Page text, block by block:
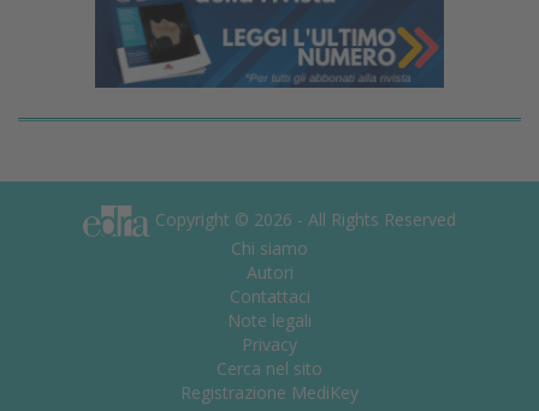
Copyright © 2026 - All Rights Reserved
Chi siamo
Autori
Contattaci
Note legali
Privacy
Cerca nel sito
Registrazione MediKey